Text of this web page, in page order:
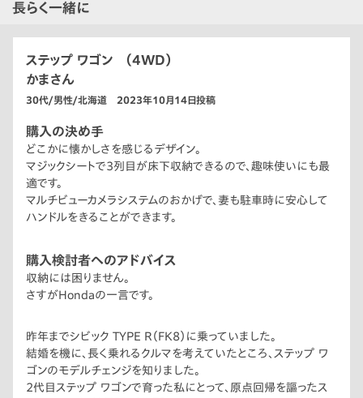
長らく一緒に
ステップ ワゴン （4WD）
かまさん
30代/男性/北海道 2023年10月14日投稿
購入の決め手
どこかに懐かしさを感じるデザイン。
マジックシートで3列目が床下収納できるので、趣味使いにも最
適です。
マルチビューカメラシステムのおかげで、妻も駐車時に安心して
ハンドルをきることができます。
購入検討者へのアドバイス
収納には困りません。
さすがHondaの一言です。
昨年までシビック TYPE R（FK8）に乗っていました。
結婚を機に、長く乗れるクルマを考えていたところ、ステップ ワ
ゴンのモデルチェンジを知りました。
2代目ステップ ワゴンで育った私にとって、原点回帰を謳ったス